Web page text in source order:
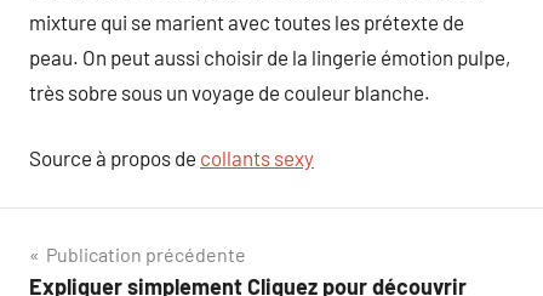
mixture qui se marient avec toutes les prétexte de
peau. On peut aussi choisir de la lingerie émotion pulpe,
très sobre sous un voyage de couleur blanche.
Source à propos de collants sexy
Navigation
Publication précédente
Expliquer simplement Cliquez pour découvrir